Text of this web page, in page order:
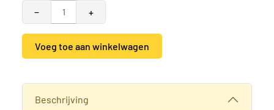
−
VU BB (28x132/z-veer) 3425mm aantal
+
Voeg toe aan winkelwagen
Beschrijving